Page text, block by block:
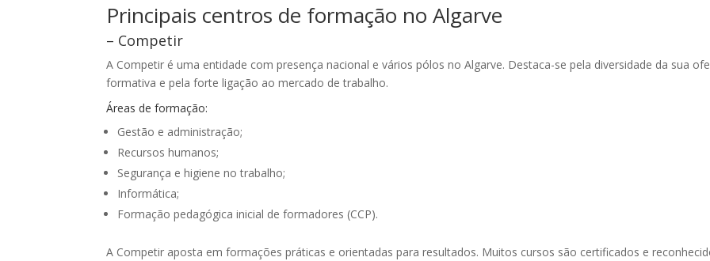
Principais centros de formação no Algarve
– Competir
A Competir é uma entidade com presença nacional e vários pólos no Algarve. Destaca-se pela diversidade da sua
formativa e pela forte ligação ao mercado de trabalho.
Áreas de formação:
Gestão e administração;
Recursos humanos;
Segurança e higiene no trabalho;
Informática;
Formação pedagógica inicial de formadores (CCP).
A Competir aposta em formações práticas e orientadas para resultados. Muitos cursos são certificados e